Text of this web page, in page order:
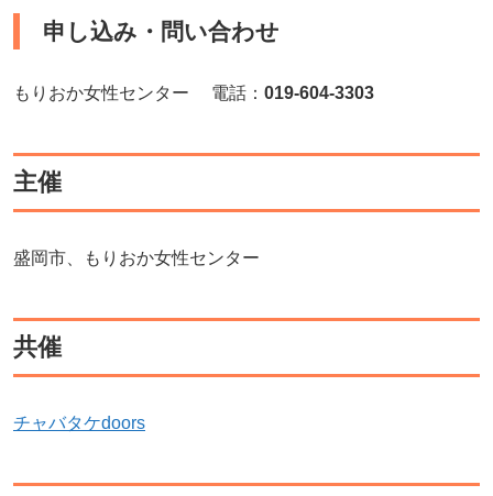
申し込み・問い合わせ
もりおか女性センター 電話： 019-604-3303
主催
盛岡市、もりおか女性センター
共催
チャバタケdoors